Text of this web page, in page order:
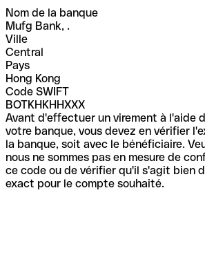
Nom de la banque
Mufg Bank, .
Ville
Central
Pays
Hong Kong
Code SWIFT
BOTKHKHHXXX
Avant d'effectuer un virement à l'aide
votre banque, vous devez en vérifier
la banque, soit avec le bénéficiaire.
nous ne sommes pas en mesure de
ce code ou de vérifier qu'il s'agit bien
exact pour le compte souhaité.